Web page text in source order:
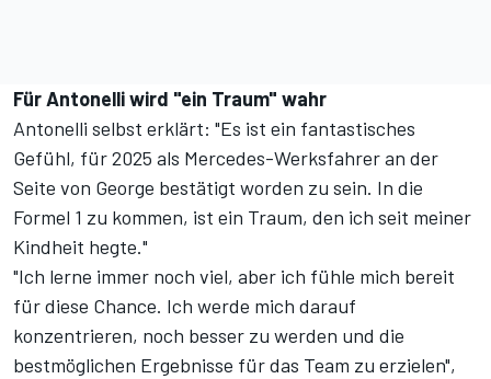
Für Antonelli wird "ein Traum" wahr
Antonelli selbst erklärt: "Es ist ein fantastisches
Gefühl, für 2025 als Mercedes-Werksfahrer an der
Seite von George bestätigt worden zu sein. In die
Formel 1 zu kommen, ist ein Traum, den ich seit meiner
Kindheit hegte."
"Ich lerne immer noch viel, aber ich fühle mich bereit
für diese Chance. Ich werde mich darauf
konzentrieren, noch besser zu werden und die
bestmöglichen Ergebnisse für das Team zu erzielen",